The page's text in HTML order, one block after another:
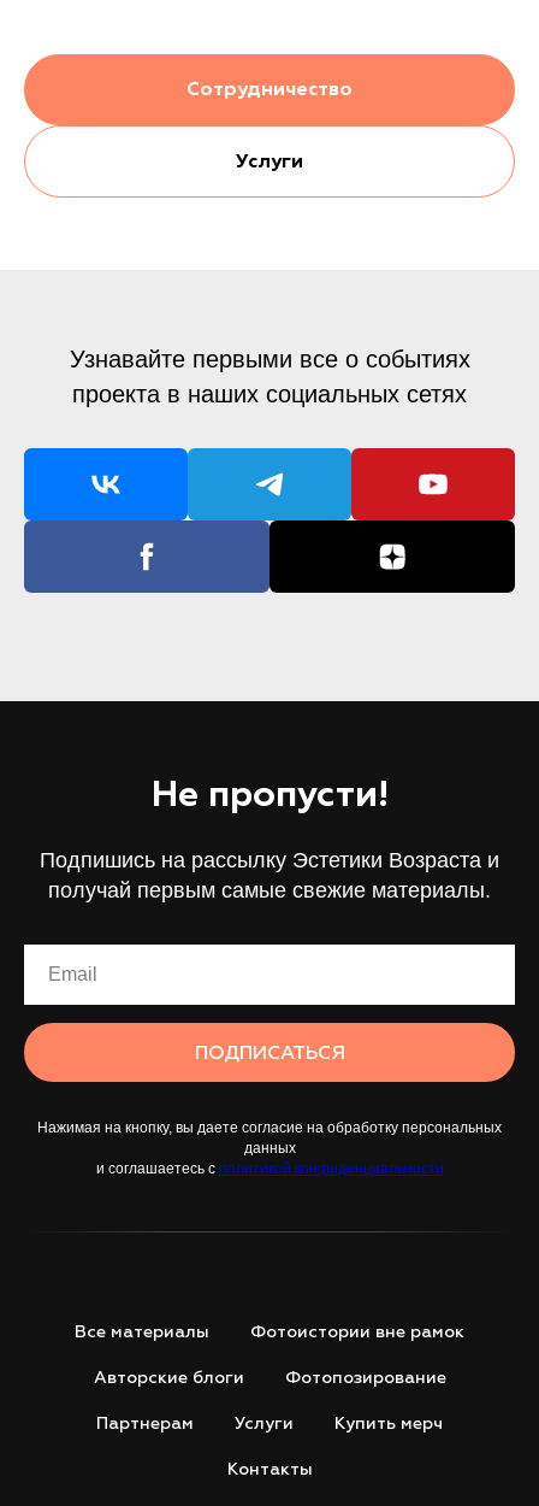
Сотрудничество
Услуги
Узнавайте первыми все о событиях
проекта в наших социальных сетях
Не пропусти!
Подпишись на рассылку Эстетики Возраста и
получай первым самые свежие материалы.
ПОДПИСАТЬСЯ
Нажимая на кнопку, вы даете согласие на обработку персональных
данных
и соглашаетесь c политикой конфиденциальности
Все материалы Фотоистории вне рамок
Авторские блоги Фотопозирование
Партнерам Услуги Купить мерч
Контакты